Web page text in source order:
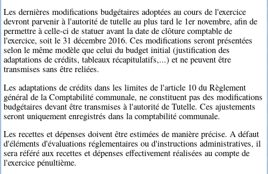
Les dernières modifications budgétaires adoptées au cours de l'exercice
devront parvenir à l'autorité de tutelle au plus tard le 1er novembre, afin de
permettre à celle-ci de statuer avant la date de clôture comptable de
l'exercice, soit le 31 décembre 2016. Ces modifications seront présentées
selon le même modèle que celui du budget initial (justification des
adaptations de crédits, tableaux récapitulatifs,...) et ne peuvent être
transmises sans être reliées.
Les adaptations de crédits dans les limites de l'article 10 du Règlement
général de la Comptabilité communale, ne constituent pas des modifications
budgétaires devant être transmises à l'autorité de Tutelle. Ces ajustements
seront uniquement enregistrés dans la comptabilité communale.
Les recettes et dépenses doivent être estimées de manière précise. A défaut
d'éléments d'évaluations réglementaires ou d'instructions administratives, il
sera référé aux recettes et dépenses effectivement réalisées au compte de
l'exercice pénultième.